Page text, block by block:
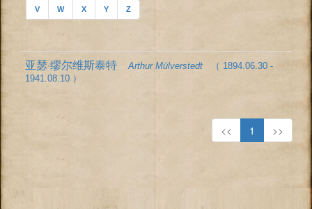
V W X Y Z
亚瑟·缪尔维斯泰特Arthur Mülverstedt
（ 1894.06.30 -
1941.08.10 ）
<< 1 >>